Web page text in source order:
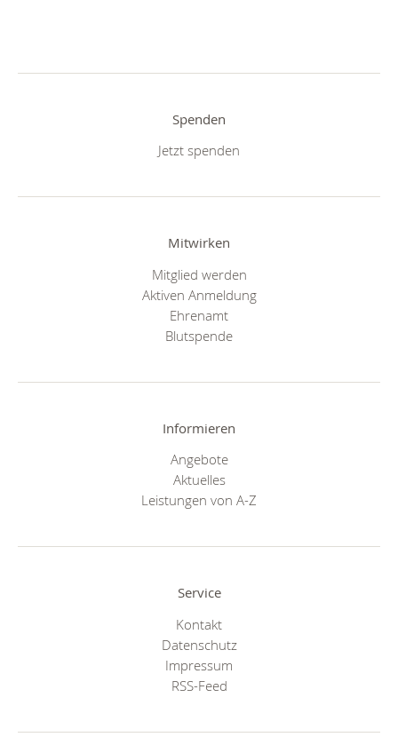
Spenden
Jetzt spenden
Mitwirken
Mitglied werden
Aktiven Anmeldung
Ehrenamt
Blutspende
Informieren
Angebote
Aktuelles
Leistungen von A-Z
Service
Kontakt
Datenschutz
Impressum
RSS-Feed